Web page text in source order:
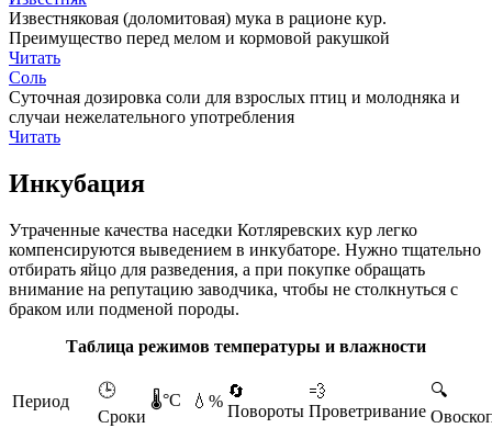
Известняковая (доломитовая) мука в рационе кур.
Преимущество перед мелом и кормовой ракушкой
Читать
Соль
Суточная дозировка соли для взрослых птиц и молодняка и
случаи нежелательного употребления
Читать
Инкубация
Утраченные качества наседки Котляревских кур легко
компенсируются выведением в инкубаторе. Нужно тщательно
отбирать яйцо для разведения, а при покупке обращать
внимание на репутацию заводчика, чтобы не столкнуться с
браком или подменой породы.
Таблица режимов температуры и влажности
Период
🕒
Сроки
🌡️°С 💧%
🔄
Повороты
💨
Проветривание
🔍